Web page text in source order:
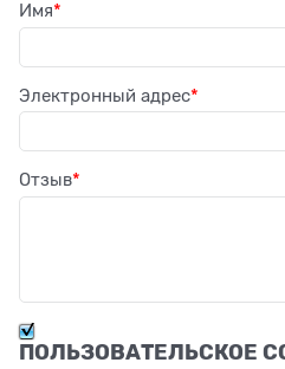
Имя
Электронный адрес
Отзыв
ПОЛЬЗОВАТЕЛЬСКОЕ